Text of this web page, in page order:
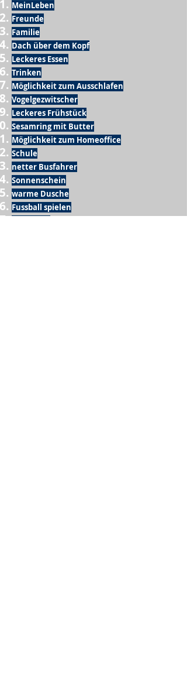
MeinLeben
Freunde
Familie
Dach über dem Kopf
Leckeres Essen
Trinken
Möglichkeit zum Ausschlafen
Vogelgezwitscher
Leckeres Frühstück
Sesamring mit Butter
Möglichkeit zum Homeoffice
Schule
netter Busfahrer
Sonnenschein
warme Dusche
Fussball spielen